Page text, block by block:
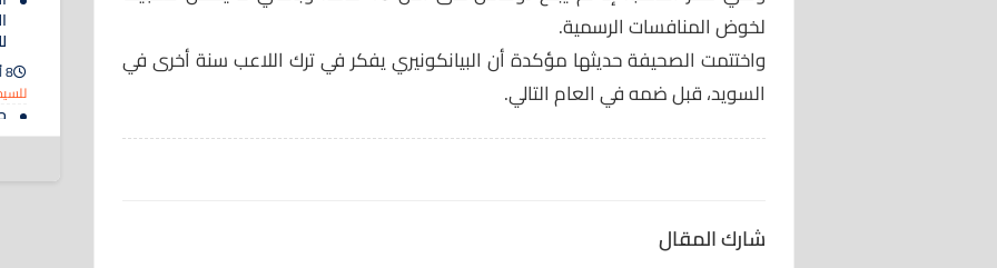
لخوض المنافسات الرسمية.
واختتمت الصحيفة حديثها مؤكدة أن البيانكونيري يفكر في ترك اللاعب سنة أخرى في
السويد، قبل ضمه في العام التالي.
شارك المقال
8 أغسطس 2026